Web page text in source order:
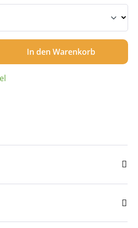
Gib den gewünschten
In den Warenkorb